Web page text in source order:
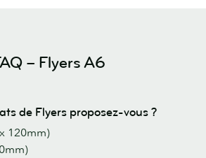
– Flyers A6
de Flyers proposez-vous ?
120mm)